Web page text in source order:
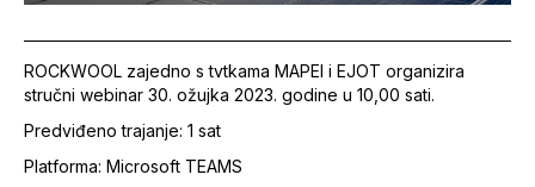
ROCKWOOL zajedno s tvtkama MAPEI i EJOT organizira
stručni webinar 30. ožujka 2023. godine u 10,00 sati.
Predviđeno trajanje: 1 sat
Platforma: Microsoft TEAMS